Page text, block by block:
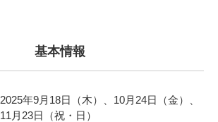
基本情報
2025年9月18日（木）、10月24日（金）、
11月23日（祝・日）